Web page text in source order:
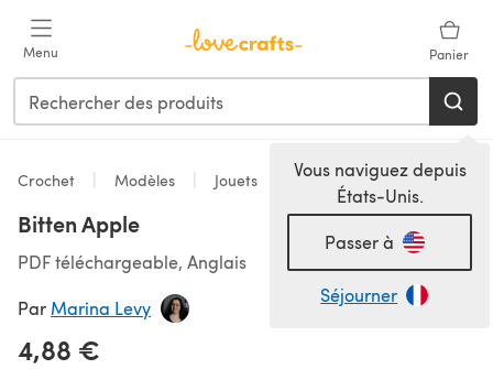
Menu Panier
Vous naviguez depuis
États-Unis.
Passer à
Séjourner
Crochet Modèles Jouets
Bitten Apple
PDF téléchargeable, Anglais
Par Marina Levy
4,88 €